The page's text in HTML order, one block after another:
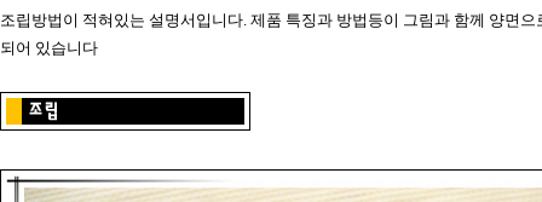
조립방법이 적혀있는 설명서입니다. 제품 특징과 방법등이 그림과 함께 양면으
되어 있습니다